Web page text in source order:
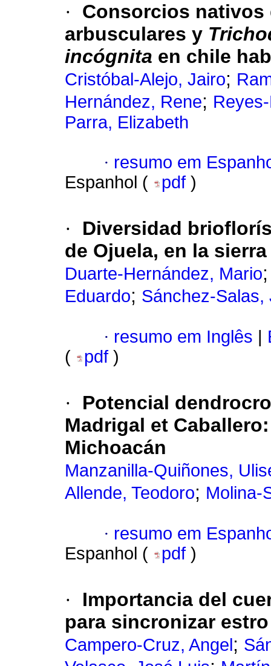
·
Consorcios
arbusculares y
incógnita en chile
Cristóbal-Alejo, Jairo;
Hernández, Rene;
Parra, Elizabeth
· resumo em
Espanhol (
pdf )
·
Diversidad
de Ojuela, en la
Duarte-Hernández, Mario
Eduardo; Sánchez-Salas,
· resumo em Inglês
(
pdf )
·
Potencial
Madrigal et
Michoacán
Manzanilla-Quiñones,
Allende, Teodoro; Molina-
· resumo em
Espanhol (
pdf )
·
Importancia del
para sincronizar
Campero-Cruz, Angel ;